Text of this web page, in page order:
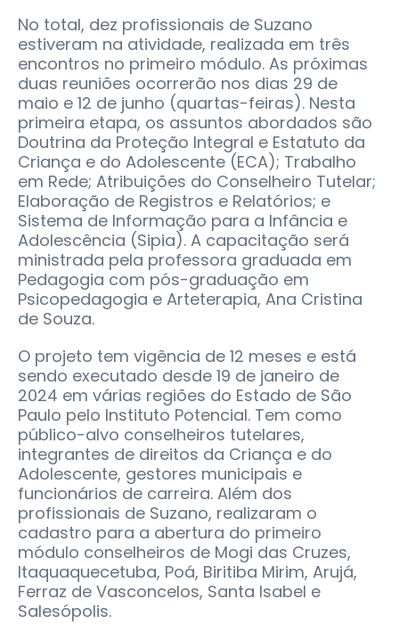
No total, dez profissionais de Suzano
estiveram na atividade, realizada em três
encontros no primeiro módulo. As próximas
duas reuniões ocorrerão nos dias 29 de
maio e 12 de junho (quartas-feiras). Nesta
primeira etapa, os assuntos abordados são
Doutrina da Proteção Integral e Estatuto da
Criança e do Adolescente (ECA); Trabalho
em Rede; Atribuições do Conselheiro Tutelar;
Elaboração de Registros e Relatórios; e
Sistema de Informação para a Infância e
Adolescência (Sipia). A capacitação será
ministrada pela professora graduada em
Pedagogia com pós-graduação em
Psicopedagogia e Arteterapia, Ana Cristina
de Souza.
O projeto tem vigência de 12 meses e está
sendo executado desde 19 de janeiro de
2024 em várias regiões do Estado de São
Paulo pelo Instituto Potencial. Tem como
público-alvo conselheiros tutelares,
integrantes de direitos da Criança e do
Adolescente, gestores municipais e
funcionários de carreira. Além dos
profissionais de Suzano, realizaram o
cadastro para a abertura do primeiro
módulo conselheiros de Mogi das Cruzes,
Itaquaquecetuba, Poá, Biritiba Mirim, Arujá,
Ferraz de Vasconcelos, Santa Isabel e
Salesópolis.